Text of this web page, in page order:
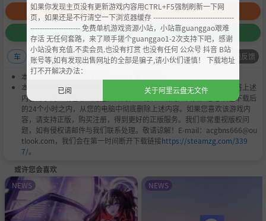
赞 +3
收藏
车 问题反馈
本作品是由小叽资源
本站提供的资源转载自国内外各大媒体和网络，仅供试玩体验；不得将上述
内容用于商业或者非法用途，否则，一切后果请用户自负。您必须在下载后
的24个小时之内，从您的电脑中彻底删除上述内容。如果您喜欢该游戏内
容，请支持正版，购买注册，得到更好的正版服务。我们非常重视版权问
题，如有侵权请邮件与我们联系处理。敬请谅解！E-mail：acgbns666@ou
tlook.com，我们会在第一时间断开下载链接https://steamzg.com/339
7/。
或许您会喜欢
NEWS NEWS
如果你发现主页没有更新游戏内容用CTRL+F5强制刷新一下网
页，如果还是不行清空一下浏览器缓存 ----------------------------------
--------------------- 免费单机游戏资源小站，小站靠guanggao艰难
存活 无任何套路，来了顺手搓个guanggao1-2次支持下吧，感谢
小站没有充值.不卖会员.也没有打赏 也没有任何 公众号 抖音 B站
账号等,如有发现出售网址的全部是骗子,请小伙们谨慎！ 下载地址
打不开解决办法：
已阅
关于阿里云盘无文件